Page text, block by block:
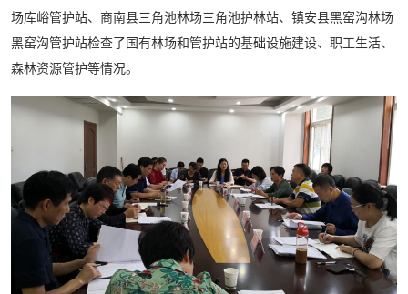
场库峪管护站、商南县三角池林场三角池护林站、镇安县黑窑沟林场
黑窑沟管护站检查了国有林场和管护站的基础设施建设、职工生活、
森林资源管护等情况。